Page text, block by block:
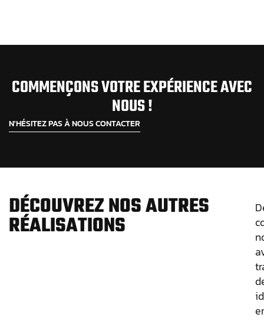
COMMENÇONS VOTRE EXPÉRIENCE AVEC
NOUS !
N'HÉSITEZ PAS À NOUS CONTACTER
DÉCOUVREZ NOS AUTRES
RÉALISATIONS